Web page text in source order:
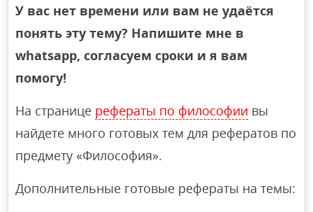
У вас нет времени или вам не удаётся
понять эту тему? Напишите мне в
whatsapp, согласуем сроки и я вам
помогу!
На странице рефераты по философии вы
найдете много готовых тем для рефератов по
предмету «Философия».
Дополнительные готовые рефераты на темы: